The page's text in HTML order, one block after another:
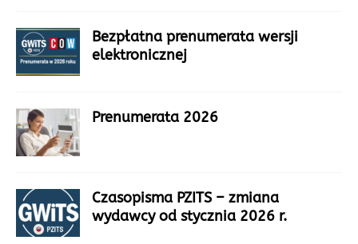
Bezpłatna prenumerata wersji
elektronicznej
Prenumerata 2026
Czasopisma PZITS – zmiana
wydawcy od stycznia 2026 r.